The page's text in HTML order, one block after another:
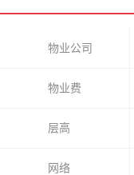
物业公司
物业费
层高
网络